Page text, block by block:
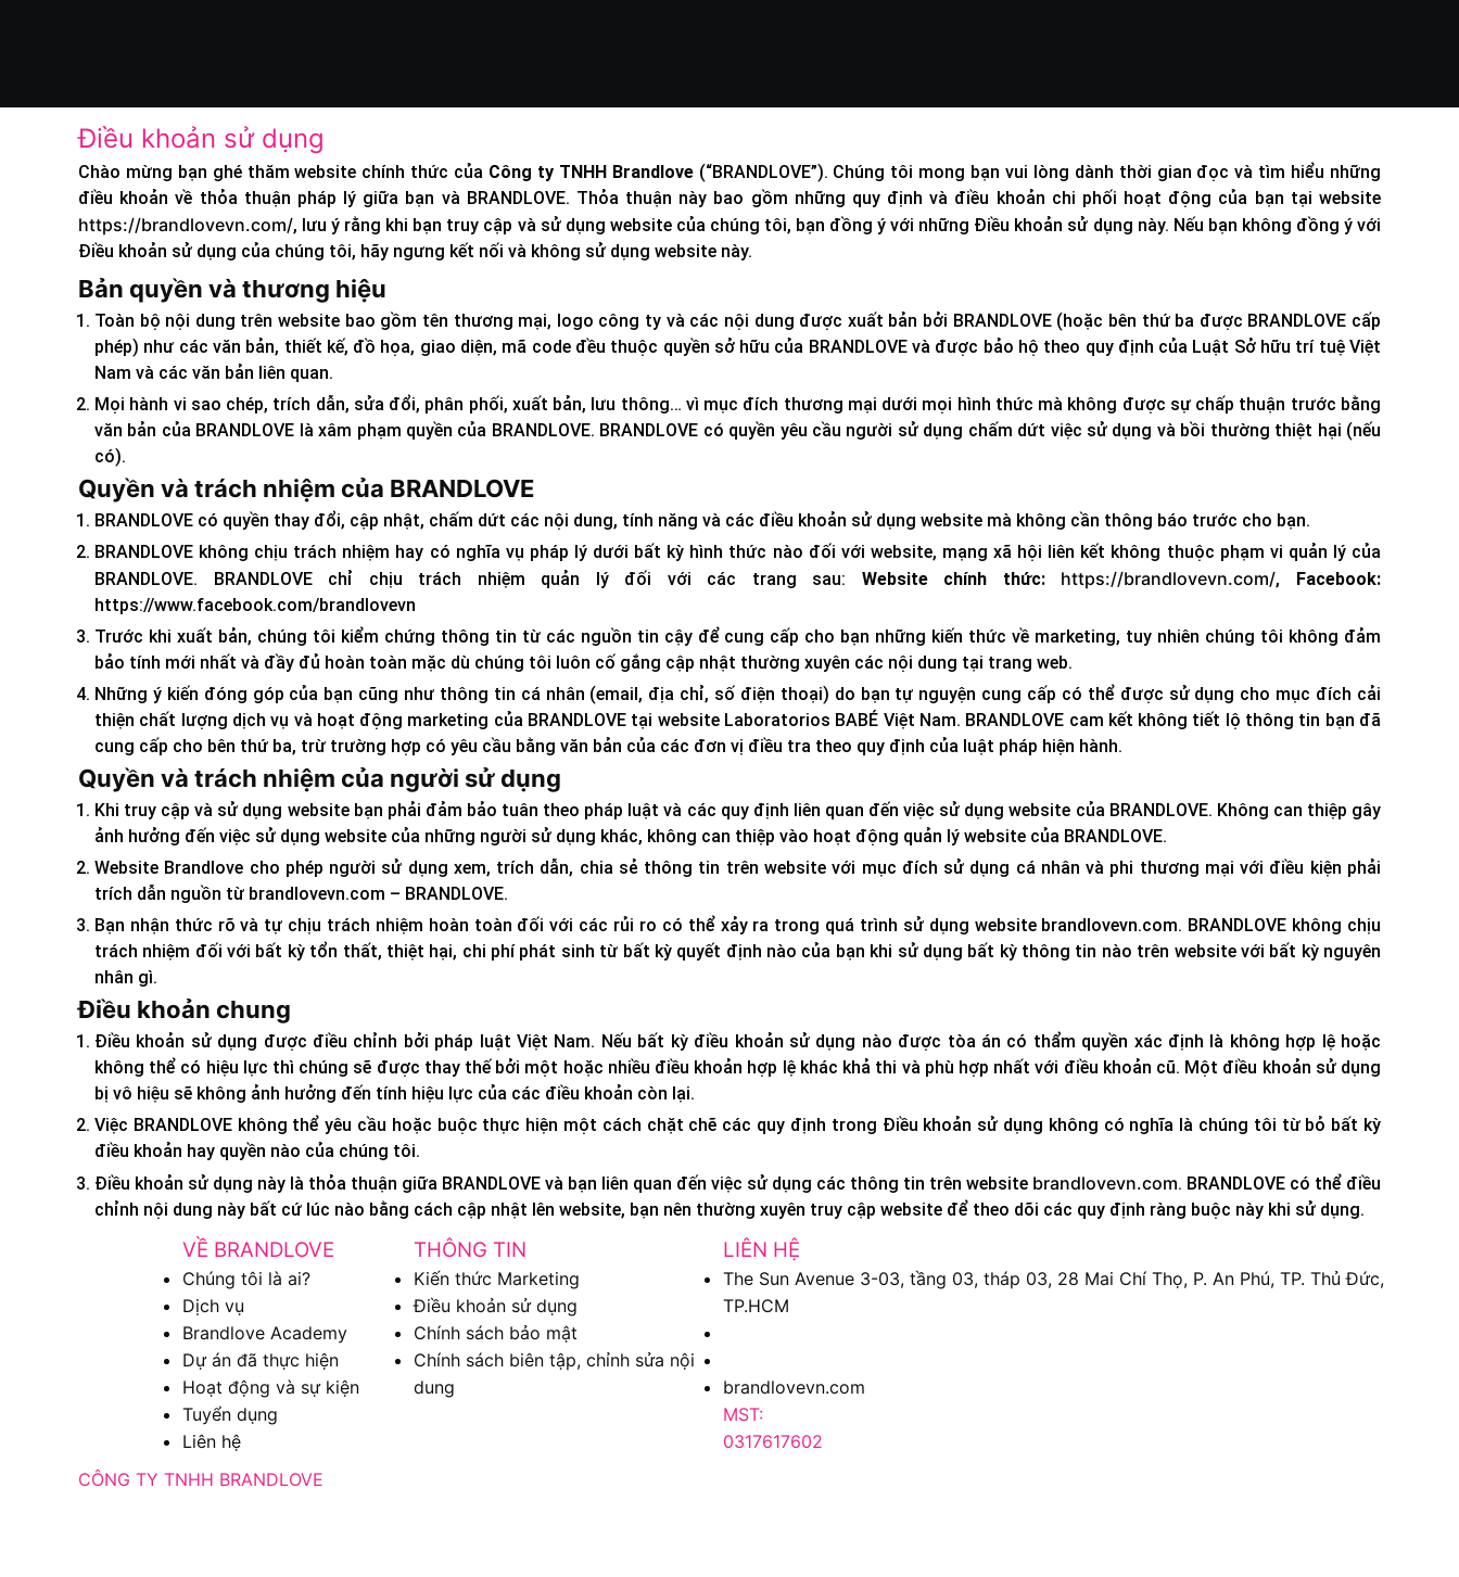
Điều khoản sử dụng
Chào mừng bạn ghé thăm website chính thức của Công ty TNHH Brandlove(“BRANDLOVE”). Chúng tôi mong bạn vui lòng dành thời gian đọc và tìm hiểu những
điều khoản về thỏa thuận pháp lý giữa bạn và BRANDLOVE. Thỏa thuận này bao gồm những quy định và điều khoản chi phối hoạt động của bạn tại website
https://brandlovevn.com/, lưu ý rằng khi bạn truy cập và sử dụng website của chúng tôi, bạn đồng ý với những Điều khoản sử dụng này. Nếu bạn không đồng ý với
Điều khoản sử dụng của chúng tôi, hãy ngưng kết nối và không sử dụng website này.
Bản quyền và thương hiệu
Toàn bộ nội dung trên website bao gồm tên thương mại, logo công ty và các nội dung được xuất bản bởi BRANDLOVE (hoặc bên thứ ba được BRANDLOVE cấp
phép) như các văn bản, thiết kế, đồ họa, giao diện, mã code đều thuộc quyền sở hữu của BRANDLOVE và được bảo hộ theo quy định của Luật Sở hữu trí tuệ Việt
Nam và các văn bản liên quan.
Mọi hành vi sao chép, trích dẫn, sửa đổi, phân phối, xuất bản, lưu thông… vì mục đích thương mại dưới mọi hình thức mà không được sự chấp thuận trước bằng
văn bản của BRANDLOVE là xâm phạm quyền của BRANDLOVE. BRANDLOVE có quyền yêu cầu người sử dụng chấm dứt việc sử dụng và bồi thường thiệt hại (nếu
có).
Quyền và trách nhiệm của BRANDLOVE
BRANDLOVE có quyền thay đổi, cập nhật, chấm dứt các nội dung, tính năng và các điều khoản sử dụng website mà không cần thông báo trước cho bạn.
BRANDLOVE không chịu trách nhiệm hay có nghĩa vụ pháp lý dưới bất kỳ hình thức nào đối với website, mạng xã hội liên kết không thuộc phạm vi quản lý của
BRANDLOVE. BRANDLOVE chỉ chịu trách nhiệm quản lý đối với các trang sau: Website chính thức: https://brandlovevn.com/, Facebook:
https://www.facebook.com/brandlovevn
Trước khi xuất bản, chúng tôi kiểm chứng thông tin từ các nguồn tin cậy để cung cấp cho bạn những kiến thức về marketing, tuy nhiên chúng tôi không đảm
bảo tính mới nhất và đầy đủ hoàn toàn mặc dù chúng tôi luôn cố gắng cập nhật thường xuyên các nội dung tại trang web.
Những ý kiến đóng góp của bạn cũng như thông tin cá nhân (email, địa chỉ, số điện thoại) do bạn tự nguyện cung cấp có thể được sử dụng cho mục đích cải
thiện chất lượng dịch vụ và hoạt động marketing của BRANDLOVE tại website Laboratorios BABÉ Việt Nam. BRANDLOVE cam kết không tiết lộ thông tin bạn đã
cung cấp cho bên thứ ba, trừ trường hợp có yêu cầu bằng văn bản của các đơn vị điều tra theo quy định của luật pháp hiện hành.
Quyền và trách nhiệm của người sử dụng
Khi truy cập và sử dụng website bạn phải đảm bảo tuân theo pháp luật và các quy định liên quan đến việc sử dụng website của BRANDLOVE. Không can thiệp gây
ảnh hưởng đến việc sử dụng website của những người sử dụng khác, không can thiệp vào hoạt động quản lý website của BRANDLOVE.
Website Brandlove cho phép người sử dụng xem, trích dẫn, chia sẻ thông tin trên website với mục đích sử dụng cá nhân và phi thương mại với điều kiện phải
trích dẫn nguồn từ brandlovevn.com – BRANDLOVE.
Bạn nhận thức rõ và tự chịu trách nhiệm hoàn toàn đối với các rủi ro có thể xảy ra trong quá trình sử dụng website brandlovevn.com. BRANDLOVE không chịu
trách nhiệm đối với bất kỳ tổn thất, thiệt hại, chi phí phát sinh từ bất kỳ quyết định nào của bạn khi sử dụng bất kỳ thông tin nào trên website với bất kỳ nguyên
nhân gì.
Điều khoản chung
Điều khoản sử dụng được điều chỉnh bởi pháp luật Việt Nam. Nếu bất kỳ điều khoản sử dụng nào được tòa án có thẩm quyền xác định là không hợp lệ hoặc
không thể có hiệu lực thì chúng sẽ được thay thế bởi một hoặc nhiều điều khoản hợp lệ khác khả thi và phù hợp nhất với điều khoản cũ. Một điều khoản sử dụng
bị vô hiệu sẽ không ảnh hưởng đến tính hiệu lực của các điều khoản còn lại.
Việc BRANDLOVE không thể yêu cầu hoặc buộc thực hiện một cách chặt chẽ các quy định trong Điều khoản sử dụng không có nghĩa là chúng tôi từ bỏ bất kỳ
điều khoản hay quyền nào của chúng tôi.
Điều khoản sử dụng này là thỏa thuận giữa BRANDLOVE và bạn liên quan đến việc sử dụng các thông tin trên website brandlovevn.com. BRANDLOVE có thể điều
chỉnh nội dung này bất cứ lúc nào bằng cách cập nhật lên website, bạn nên thường xuyên truy cập website để theo dõi các quy định ràng buộc này khi sử dụng.
VỀ BRANDLOVE
Chúng tôi là ai?
Dịch vụ
Brandlove Academy
Dự án đã thực hiện
Hoạt động và sự kiện
Tuyển dụng
Liên hệ
THÔNG TIN
Kiến thức Marketing
Điều khoản sử dụng
Chính sách bảo mật
Chính sách biên tập, chỉnh sửa nội
dung
LIÊN HỆ
The Sun Avenue 3-03, tầng 03, tháp 03, 28 Mai Chí Thọ, P. An Phú, TP. Thủ Đức,
TP.HCM
brandlovevn.com
MST:
0317617602
CÔNG TY TNHH BRANDLOVE